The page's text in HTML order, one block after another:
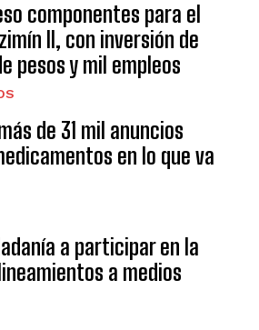
componentes para el
II, con inversión de
pesos y mil empleos
de 31 mil anuncios
en lo que va
a participar en la
a medios